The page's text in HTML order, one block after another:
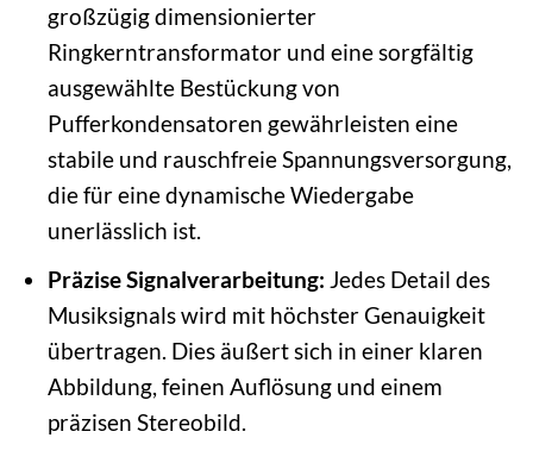
großzügig dimensionierter
Ringkerntransformator und eine sorgfältig
ausgewählte Bestückung von
Pufferkondensatoren gewährleisten eine
stabile und rauschfreie Spannungsversorgung,
die für eine dynamische Wiedergabe
unerlässlich ist.
Präzise Signalverarbeitung: Jedes Detail des
Musiksignals wird mit höchster Genauigkeit
übertragen. Dies äußert sich in einer klaren
Abbildung, feinen Auflösung und einem
präzisen Stereobild.